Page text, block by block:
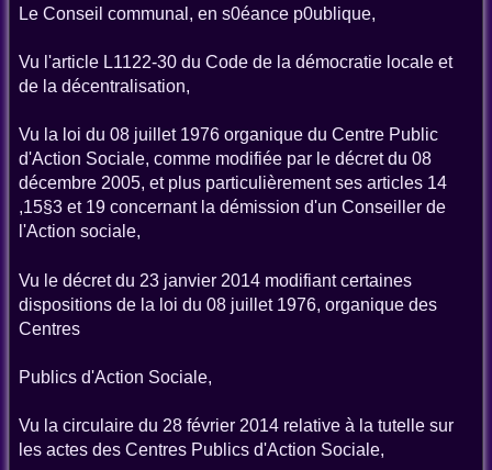
Le Conseil communal, en s0éance p0ublique,
Vu l'article L1122-30 du Code de la démocratie locale et
de la décentralisation,
Vu la loi du 08 juillet 1976 organique du Centre Public
d'Action Sociale, comme modifiée par le décret du 08
décembre 2005, et plus particulièrement ses articles 14
,15§3 et 19 concernant la démission d'un Conseiller de
l'Action sociale,
Vu le décret du 23 janvier 2014 modifiant certaines
dispositions de la loi du 08 juillet 1976, organique des
Centres
Publics d'Action Sociale,
Vu la circulaire du 28 février 2014 relative à la tutelle sur
les actes des Centres Publics d'Action Sociale,